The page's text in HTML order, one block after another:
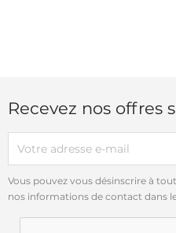
Recevez nos offres
Vous pouvez vous désinscrire à
nos informations de contact dans